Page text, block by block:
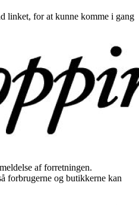
linket, for at kunne komme i gang
af forretningen.
forbrugerne og butikkerne kan